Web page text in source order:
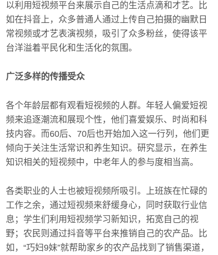
以利用短视频平台来展示自己的生活点滴和才艺。比
如在抖音上，众多普通人通过上传自己拍摄的幽默日
常视频或才艺表演视频，吸引了众多粉丝，使得该平
台洋溢着平民化和生活化的氛围。
广泛多样的传播受众
各个年龄层都有观看短视频的人群。年轻人偏爱短视
频来追逐潮流和展现个性，他们喜爱娱乐、时尚和科
技内容。而60后、70后也开始加入这一行列，他们更
倾向于关注生活常识和养生知识。研究显示，在养生
知识相关的短视频中，中老年人的参与度相当高。
各类职业的人士也被短视频所吸引。上班族在忙碌的
工作之余，通过短视频来舒缓身心，同时获取行业信
息；学生们利用短视频学习新知识，拓宽自己的视
野；农民则通过抖音等平台来推销自己的农产品。比
如，“巧妇9妹”就帮助家乡的农产品找到了销售渠道，